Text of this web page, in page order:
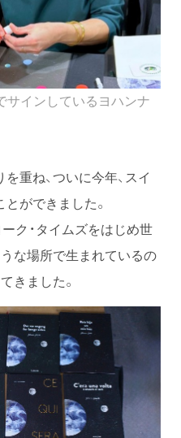
サインしているヨハンナ
重ね、ついに今年、スイ
ができました。
ク・タイムズをはじめ世
な場所で生まれているの
きました。